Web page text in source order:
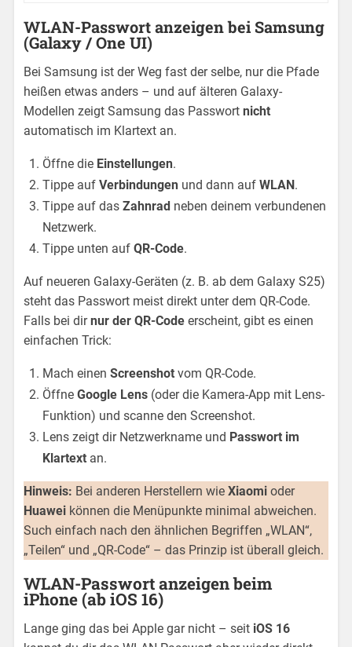
WLAN-Passwort anzeigen bei Samsung
(Galaxy / One UI)
Bei Samsung ist der Weg fast der selbe, nur die Pfade
heißen etwas anders – und auf älteren Galaxy-
Modellen zeigt Samsung das Passwortnicht
automatisch im Klartext an.
Öffne die Einstellungen.
Tippe aufVerbindungen und dann aufWLAN .
Tippe auf dasZahnrad neben deinem verbundenen
Netzwerk.
Tippe unten aufQR-Code.
Auf neueren Galaxy-Geräten (z. B. ab dem Galaxy S25)
steht das Passwort meist direkt unter dem QR-Code.
Falls bei dirnur der QR-Code erscheint, gibt es einen
einfachen Trick:
Mach einenScreenshot vom QR-Code.
ÖffneGoogle Lens (oder die Kamera-App mit Lens-
Funktion) und scanne den Screenshot.
Lens zeigt dir Netzwerkname und Passwort im
Klartext an.
Hinweis: Bei anderen Herstellern wieXiaomioder
Huawei können die Menüpunkte minimal abweichen.
Such einfach nach den ähnlichen Begriffen „WLAN“,
„Teilen“ und „QR-Code“ – das Prinzip ist überall gleich.
WLAN-Passwort anzeigen beim
iPhone (ab iOS 16)
Lange ging das bei Apple gar nicht – seit iOS 16